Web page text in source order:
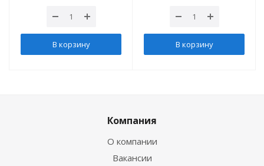
В корзину В корзину
Компания
О компании
Вакансии